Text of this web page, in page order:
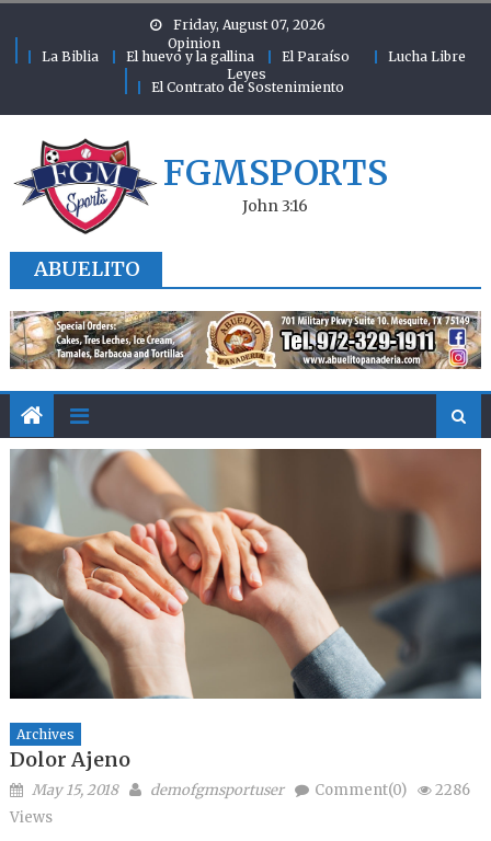
Friday, August 07, 2026
Opinion
La Biblia
El huevo y la gallina El Paraíso
Lucha Libre
Leyes
El Contrato de Sostenimiento
FGMSPORTS
John 3:16
ABUELITO
Archives
Dolor Ajeno
Posted on
May 15, 2018 Author
demofgmsportuser Comment(0)
2286
Views